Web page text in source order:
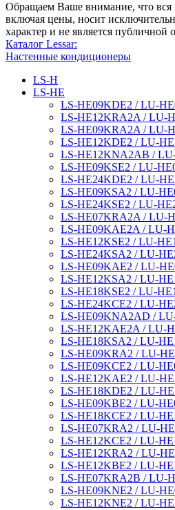
Обращаем Ваше внимание, что вся
включая цены, носит
характер и не является публичной
Каталог Lessar:
Настенные кондиционеры
LS-H
LS-HE
LS-HE09KDE2 / LU-
LS-HE12KRA2A / LU-
LS-HE09KRA2A / LU-
LS-HE12KDE2 / LU-
LS-HE12KNA2AB /
LS-HE09KSE2 / LU-
LS-HE24KDE2 / LU-
LS-HE09KSA2 / LU-
LS-HE24KSE2 / LU-
LS-HE07KRA2A / LU-
LS-HE09KAE2A / LU-
LS-HE12KSE2 / LU-
LS-HE24KSA2 / LU-
LS-HE09KAE2 / LU-
LS-HE12KSA2 / LU-
LS-HE18KSE2 / LU-
LS-HE24KCE2 / LU-
LS-HE09KNA2AD /
LS-HE12KAE2A / LU-
LS-HE18KSA2 / LU-
LS-HE09KRA2 / LU-
LS-HE09KCE2 / LU-
LS-HE12KAE2 / LU-
LS-HE18KDE2 / LU-
LS-HE09KBE2 / LU-
LS-HE18KCE2 / LU-
LS-HE07KRA2 / LU-
LS-HE12KCE2 / LU-
LS-HE12KRA2 / LU-
LS-HE12KBE2 / LU-
LS-HE07KRA2B / LU-
LS-HE09KNE2 / LU-
LS-HE12KNE2 / LU-